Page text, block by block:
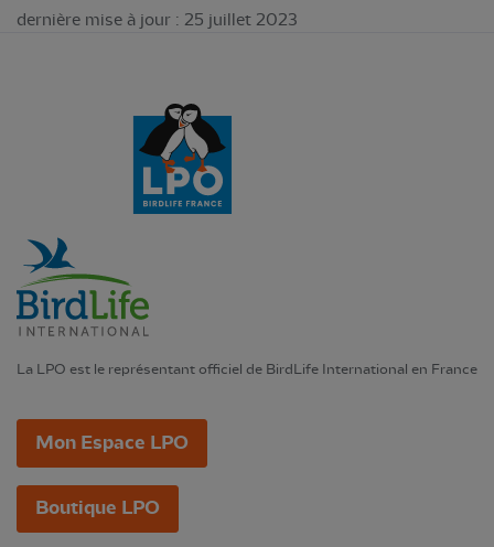
dernière mise à jour : 25 juillet 2023
La LPO est le représentant officiel de BirdLife International en France
Mon Espace LPO
Boutique LPO